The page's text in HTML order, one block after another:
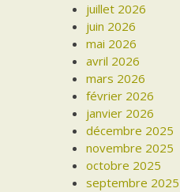
juillet 2026
juin 2026
mai 2026
avril 2026
mars 2026
février 2026
janvier 2026
décembre 2025
novembre 2025
octobre 2025
septembre 2025